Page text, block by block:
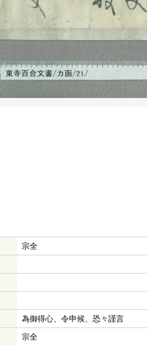
宗全
為御得心、令申候、恐々謹言
宗全